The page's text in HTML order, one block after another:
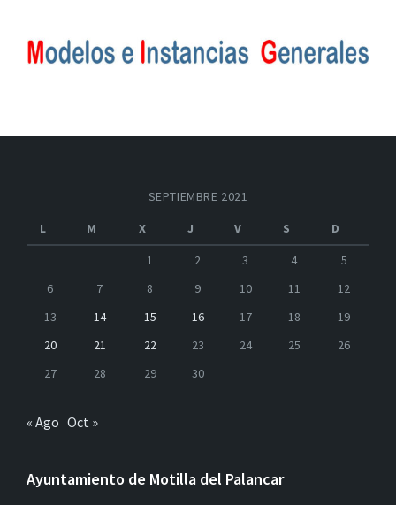
SEPTIEMBRE 2021
L
M X J V S
D
1
2 3 4
5
6
7 8 9 10 11
12
13
14 15 16 17 18
19
20
21 22 23 24 25
26
27
28 29 30
« Ago Oct »
Ayuntamiento de Motilla del Palancar